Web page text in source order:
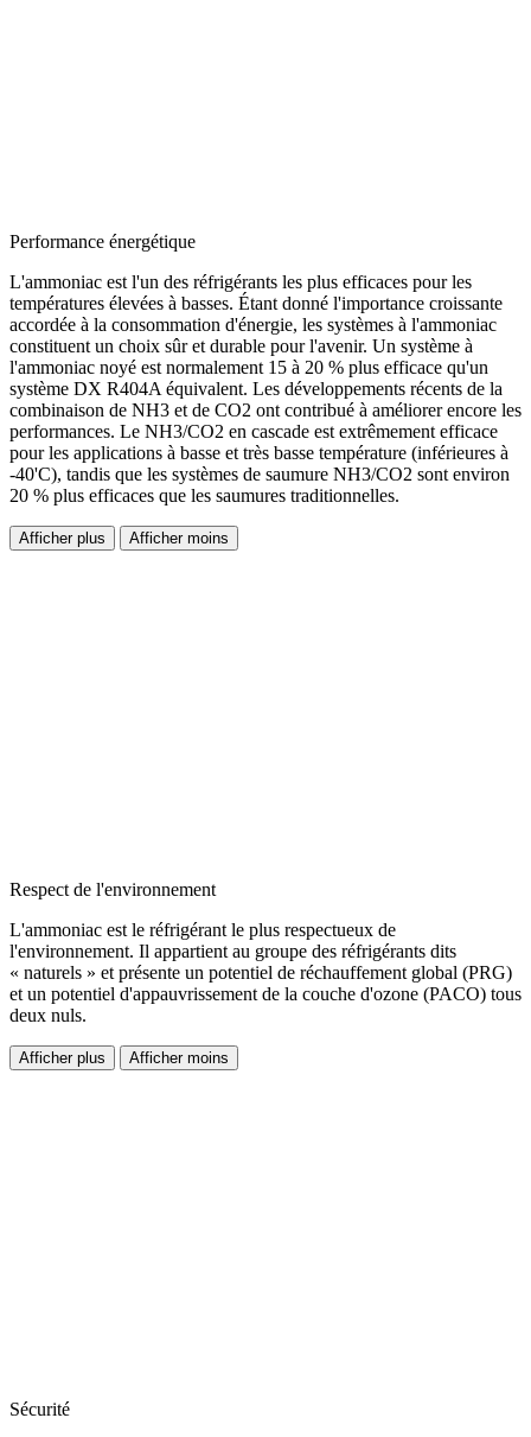
Performance énergétique
L'ammoniac est l'un des réfrigérants les plus efficaces pour les
températures élevées à basses. Étant donné l'importance croissante
accordée à la consommation d'énergie, les systèmes à l'ammoniac
constituent un choix sûr et durable pour l'avenir. Un système à
l'ammoniac noyé est normalement 15 à 20 % plus efficace qu'un
système DX R404A équivalent. Les développements récents de la
combinaison de NH3 et de CO2 ont contribué à améliorer encore les
performances. Le NH3/CO2 en cascade est extrêmement efficace
pour les applications à basse et très basse température (inférieures à
-40'C), tandis que les systèmes de saumure NH3/CO2 sont environ
20 % plus efficaces que les saumures traditionnelles.
Afficher plus Afficher moins
Respect de l'environnement
L'ammoniac est le réfrigérant le plus respectueux de
l'environnement. Il appartient au groupe des réfrigérants dits
« naturels » et présente un potentiel de réchauffement global (PRG)
et un potentiel d'appauvrissement de la couche d'ozone (PACO) tous
deux nuls.
Afficher plus Afficher moins
Sécurité